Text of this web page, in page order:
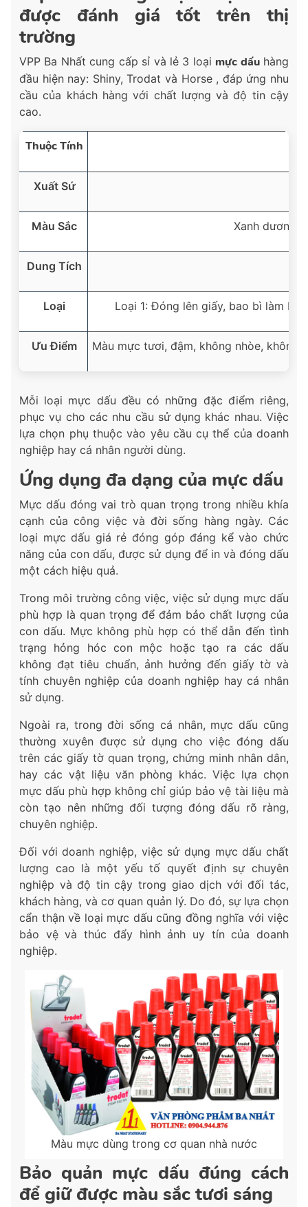
được đánh giá tốt trên thị
trường
VPP Ba Nhất cung cấp sỉ và lẻ 3 loại mực dấuhàng
đầu hiện nay: Shiny, Trodat và Horse , đáp ứng nhu
cầu của khách hàng với chất lượng và độ tin cậy
cao.
Thuộc Tính
Xuất Sứ
Màu Sắc Xanh dương,
Dung Tích
Loại Loại 1: Đóng lên giấy, bao bì làm
Ưu Điểm Màu mực tươi, đậm, không nhòe, không
Mỗi loại mực dấu đều có những đặc điểm riêng,
phục vụ cho các nhu cầu sử dụng khác nhau. Việc
lựa chọn phụ thuộc vào yêu cầu cụ thể của doanh
nghiệp hay cá nhân người dùng.
Ứng dụng đa dạng của mực dấu
Mực dấu đóng vai trò quan trọng trong nhiều khía
cạnh của công việc và đời sống hàng ngày. Các
loại mực dấu giá rẻ đóng góp đáng kể vào chức
năng của con dấu, được sử dụng để in và đóng dấu
một cách hiệu quả.
Trong môi trường công việc, việc sử dụng mực dấu
phù hợp là quan trọng để đảm bảo chất lượng của
con dấu. Mực không phù hợp có thể dẫn đến tình
trạng hỏng hóc con mộc hoặc tạo ra các dấu
không đạt tiêu chuẩn, ảnh hưởng đến giấy tờ và
tính chuyên nghiệp của doanh nghiệp hay cá nhân
sử dụng.
Ngoài ra, trong đời sống cá nhân, mực dấu cũng
thường xuyên được sử dụng cho việc đóng dấu
trên các giấy tờ quan trọng, chứng minh nhân dân,
hay các vật liệu văn phòng khác. Việc lựa chọn
mực dấu phù hợp không chỉ giúp bảo vệ tài liệu mà
còn tạo nên những đối tượng đóng dấu rõ ràng,
chuyên nghiệp.
Đối với doanh nghiệp, việc sử dụng mực dấu chất
lượng cao là một yếu tố quyết định sự chuyên
nghiệp và độ tin cậy trong giao dịch với đối tác,
khách hàng, và cơ quan quản lý. Do đó, sự lựa chọn
cẩn thận về loại mực dấu cũng đồng nghĩa với việc
bảo vệ và thúc đẩy hình ảnh uy tín của doanh
nghiệp.
Màu mực dùng trong cơ quan nhà nước
Bảo quản mực dấu đúng cách
để giữ được màu sắc tươi sáng